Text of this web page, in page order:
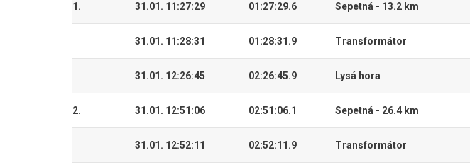
1. 31.01. 11:27:29 01:27:29.6 Sepetná - 13.2 km
31.01. 11:28:31 01:28:31.9 Transformátor
31.01. 12:26:45 02:26:45.9 Lysá hora
2. 31.01. 12:51:06 02:51:06.1 Sepetná - 26.4 km
31.01. 12:52:11 02:52:11.9 Transformátor